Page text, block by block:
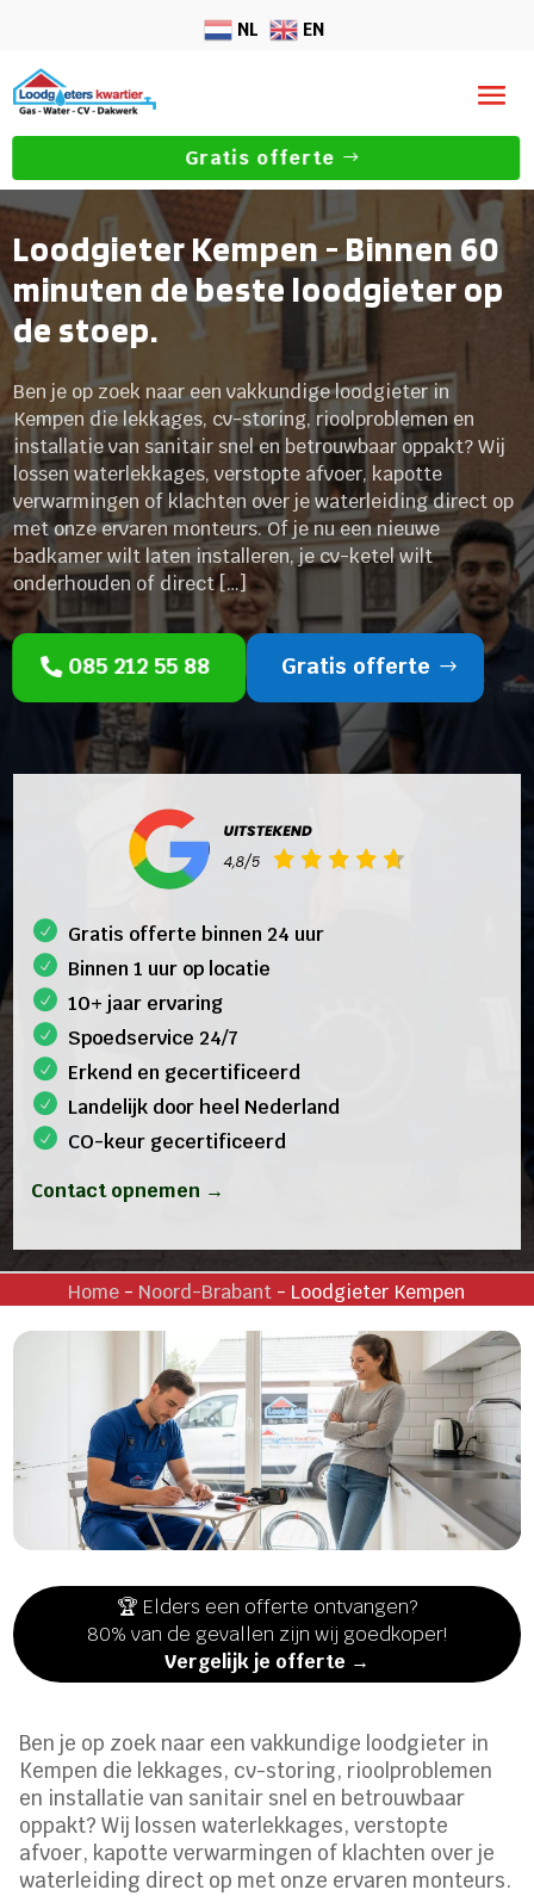
NL EN
Gratis offerte
Loodgieter Kempen - Binnen 60
minuten de beste loodgieter op
de stoep.
Ben je op zoek naar een vakkundige loodgieter in
Kempen die lekkages, cv-storing, rioolproblemen en
installatie van sanitair snel en betrouwbaar oppakt? Wij
lossen waterlekkages, verstopte afvoer, kapotte
verwarmingen of klachten over je waterleiding direct op
met onze ervaren monteurs. Of je nu een nieuwe
badkamer wilt laten installeren, je cv-ketel wilt
onderhouden of direct […]
085 212 55 88 Gratis offerte
Gratis offerte binnen 24 uur
Binnen 1 uur op locatie
10+ jaar ervaring
Spoedservice 24/7
Erkend en gecertificeerd
Landelijk door heel Nederland
CO-keur gecertificeerd
Contact opnemen →
Home - Noord-Brabant - Loodgieter Kempen
🏆 Elders een offerte ontvangen?
80% van de gevallen zijn wij goedkoper!
Vergelijk je offerte →
Ben je op zoek naar een vakkundige loodgieter in
Kempen die lekkages, cv-storing, rioolproblemen
en installatie van sanitair snel en betrouwbaar
oppakt? Wij lossen waterlekkages, verstopte
afvoer, kapotte verwarmingen of klachten over je
waterleiding direct op met onze ervaren monteurs.